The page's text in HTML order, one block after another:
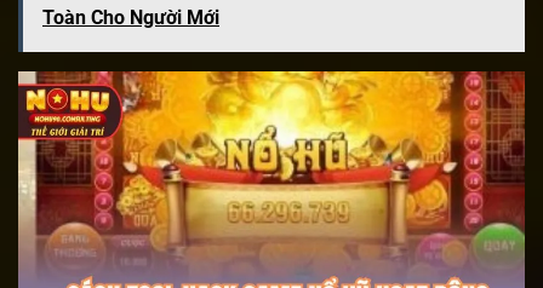
Toàn Cho Người Mới